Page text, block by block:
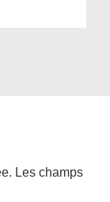
Les champs